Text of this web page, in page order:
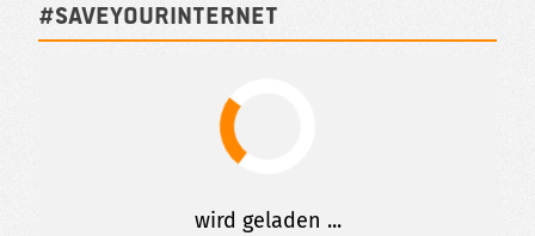
#SAVEYOURINTERNET